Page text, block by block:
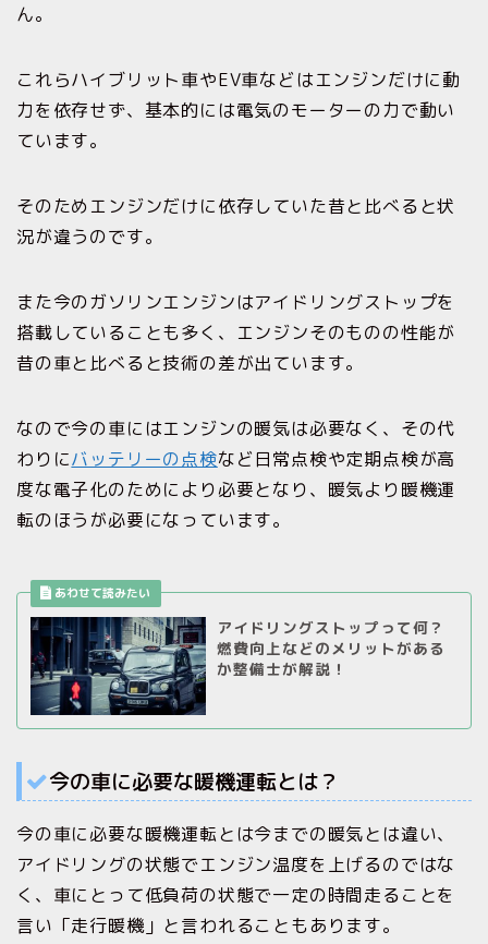
ん。
これらハイブリット車やEV車などはエンジンだけに動
力を依存せず、基本的には電気のモーターの力で動い
ています。
そのためエンジンだけに依存していた昔と比べると状
況が違うのです。
また今のガソリンエンジンはアイドリングストップを
搭載していることも多く、エンジンそのものの性能が
昔の車と比べると技術の差が出ています。
なので今の車にはエンジンの暖気は必要なく、その代
わりにバッテリーの点検など日常点検や定期点検が高
度な電子化のためにより必要となり、暖気より暖機運
転のほうが必要になっています。
アイドリングストップって何？
燃費向上などのメリットがある
か整備士が解説！
今の車に必要な暖機運転とは？
今の車に必要な暖機運転とは今までの暖気とは違い、
アイドリングの状態でエンジン温度を上げるのではな
く、車にとって低負荷の状態で一定の時間走ることを
言い「走行暖機」と言われることもあります。